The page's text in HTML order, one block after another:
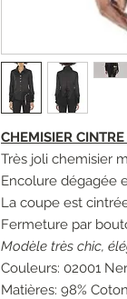
CHEMISIER
Très joli chemisier
Encolure dégagée
La coupe est
Fermeture par
Modèle très chic,
Couleurs: 02001
Matières: 98%